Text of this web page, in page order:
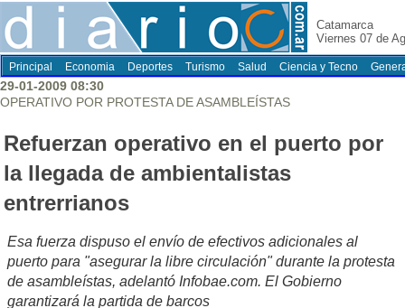
Catamarca
Viernes 07 de
Principal Economia Deportes Turismo Salud Ciencia y Tecno
29-01-2009 08:30
OPERATIVO POR PROTESTA DE ASAMBLEÍSTAS
Refuerzan operativo en el puerto por
la llegada de ambientalistas
entrerrianos
Esa fuerza dispuso el envío de efectivos adicionales al
puerto para "asegurar la libre circulación" durante la protesta
de asambleístas, adelantó Infobae.com. El Gobierno
garantizará la partida de barcos